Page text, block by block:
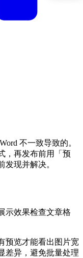
不一致导致的。
，再发布前用「预
发现并解决。
示效果检查文章格
预览才能看出图片宽
差异，避免批量处理